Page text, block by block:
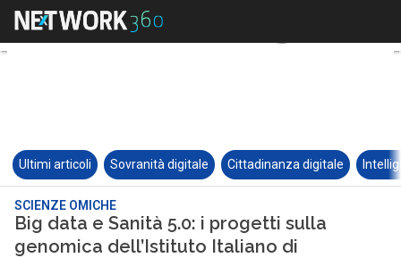
Ultimi articoli Sovranità digitale Cittadinanza digitale
SCIENZE OMICHE
Big data e Sanità 5.0: i progetti sulla
genomica dell’Istituto Italiano di